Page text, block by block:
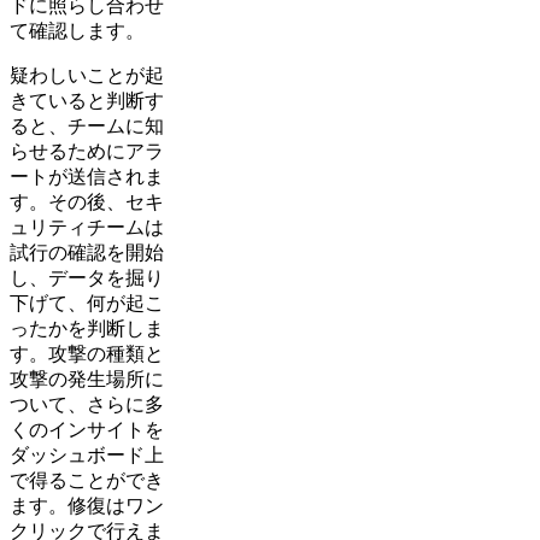
ドに照らし合わせ
て確認します。
疑わしいことが起
きていると判断す
ると、チームに知
らせるためにアラ
ートが送信されま
す。その後、セキ
ュリティチームは
試行の確認を開始
し、データを掘り
下げて、何が起こ
ったかを判断しま
す。攻撃の種類と
攻撃の発生場所に
ついて、さらに多
くのインサイトを
ダッシュボード上
で得ることができ
ます。修復はワン
クリックで行えま